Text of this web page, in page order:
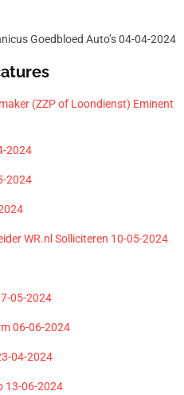
Goedbloed Auto’s 04-04-2024
(ZZP of Loondienst) Eminent
2024
2024
WR.nl Solliciteren 10-05-2024
05-2024
06-06-2024
04-2024
13-06-2024